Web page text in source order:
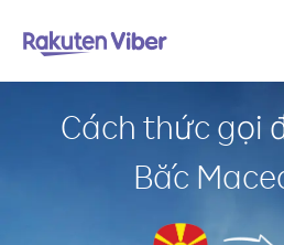
Cách thức gọi
Bắc